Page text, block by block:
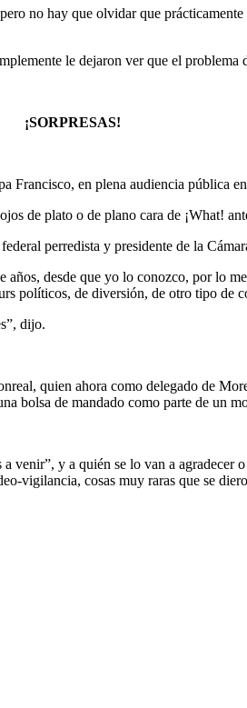
no hay que olvidar que
le dejaron ver que el problema
¡SORPRESAS!
Francisco, en plena audiencia pública
de plato o de plano cara de ¡What!
perredista y presidente de la
desde que yo lo conozco, por lo
políticos, de diversión, de otro tipo de
dijo.
quien ahora como delegado de
bolsa de mandado como parte de un
y a quién se lo van a
vigilancia, cosas muy raras que se